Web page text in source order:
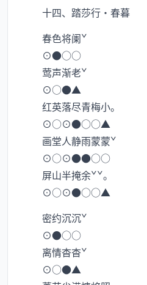
十四、踏莎行·春
春色将阑ˇ
⊙●○○
莺声渐老ˇ
⊙○●▲
红英落尽青梅小。
⊙○⊙●○○▲
画堂人静雨蒙蒙ˇ
⊙○⊙●●○○
屏山半掩余ˇˇ。
⊙○⊙●○○▲
密约沉沉ˇ
⊙●○○
离情杳杳ˇ
⊙○●▲